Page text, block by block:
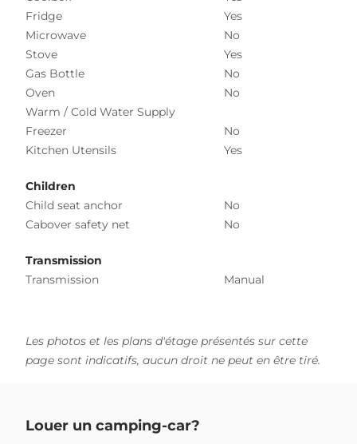
Fridge
Yes
Microwave
No
Stove
Yes
Gas Bottle
No
Oven
No
Warm / Cold Water Supply
Freezer
No
Kitchen Utensils
Yes
Children
Child seat anchor
No
Cabover safety net
No
Transmission
Transmission
Manual
Les photos et les plans d'étage présentés sur cette
page sont indicatifs, aucun droit ne peut en être tiré.
Louer un camping-car?